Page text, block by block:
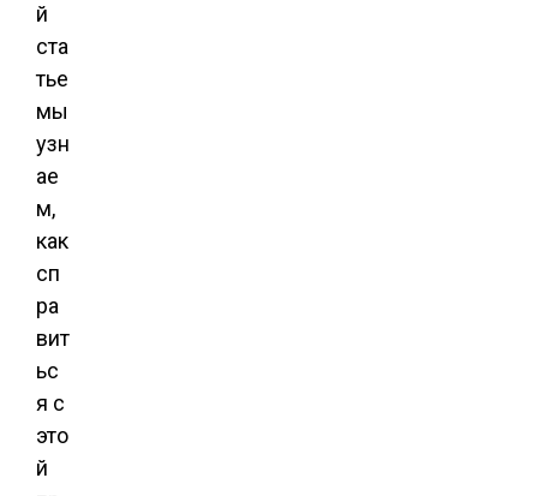
й
ста
тье
мы
узн
ае
м,
как
сп
ра
вит
ьс
я с
это
й